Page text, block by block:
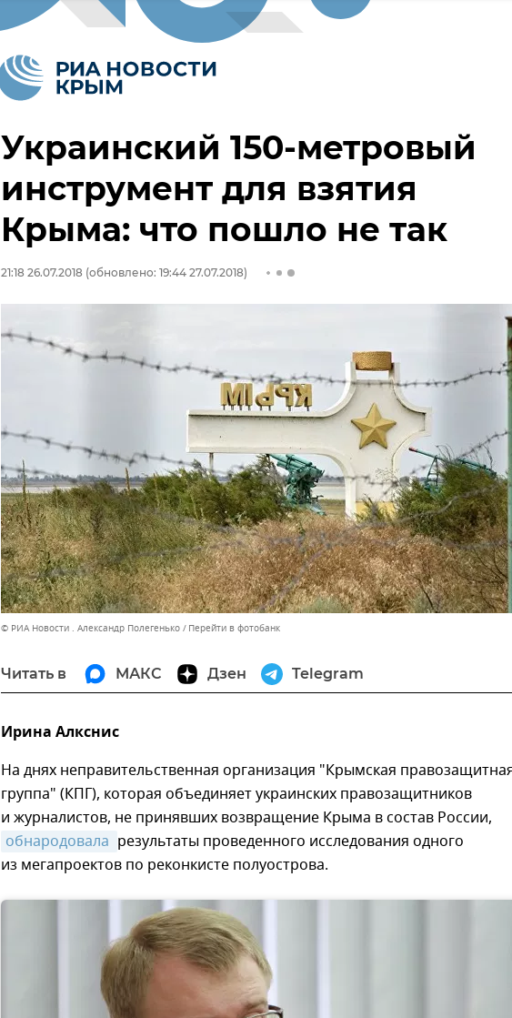
Украинский 150-метровый
инструмент для взятия
Крыма: что пошло не так
21:18 26.07.2018 (обновлено: 19:44 27.07.2018)
© РИА Новости . Александр Полегенько Перейти в фотобанк
Читать в МАКС Дзен Telegram
Ирина Алкснис
На днях неправительственная организация "Крымская
группа" (КПГ), которая объединяет украинских правозащитников
и журналистов, не принявших возвращение Крыма в состав России,
обнародовала результаты проведенного исследования одного
из мегапроектов по реконкисте полуострова.